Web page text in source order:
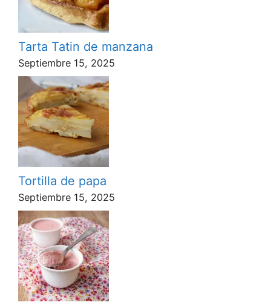
Tarta Tatin de manzana
Septiembre 15, 2025
Tortilla de papa
Septiembre 15, 2025